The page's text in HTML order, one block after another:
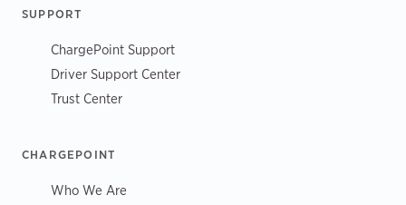
SUPPORT
ChargePoint Support
Driver Support Center
Trust Center
CHARGEPOINT
Who We Are